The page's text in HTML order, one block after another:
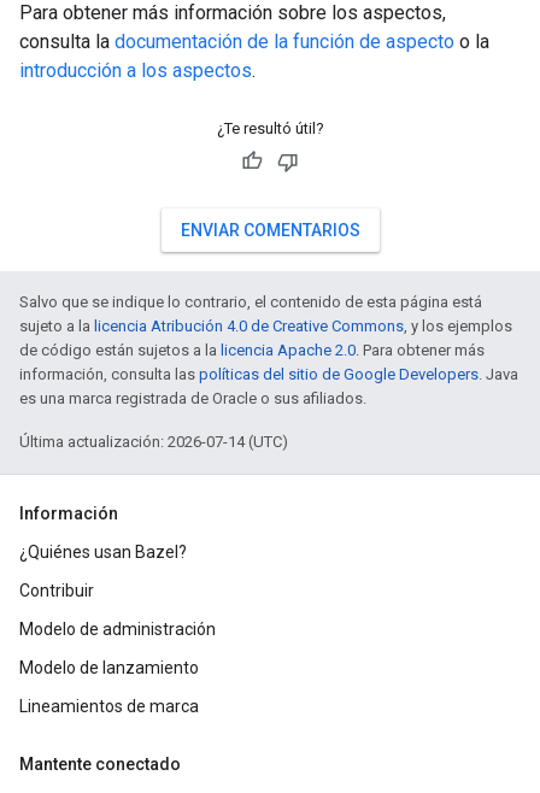
Para obtener más información sobre los aspectos,
consulta la documentación de la función de aspecto o la
introducción a los aspectos.
¿Te resultó útil?
ENVIAR COMENTARIOS
Salvo que se indique lo contrario, el contenido de esta página está
sujeto a la licencia Atribución 4.0 de Creative Commons, y los ejemplos
de código están sujetos a la licencia Apache 2.0. Para obtener más
información, consulta las políticas del sitio de Google Developers. Java
es una marca registrada de Oracle o sus afiliados.
Última actualización: 2026-07-14 (UTC)
Información
¿Quiénes usan Bazel?
Contribuir
Modelo de administración
Modelo de lanzamiento
Lineamientos de marca
Mantente conectado